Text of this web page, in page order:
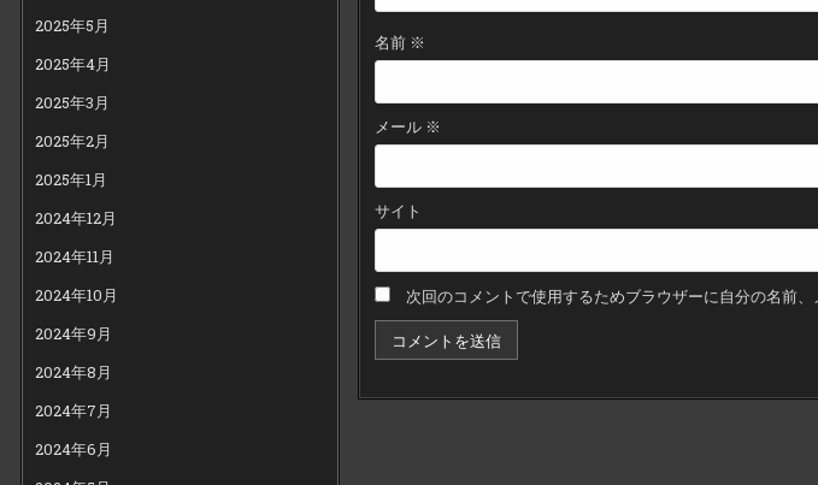
2025年5月
2025年4月
2025年3月
2025年2月
2025年1月
2024年12月
2024年11月
2024年10月
2024年9月
2024年8月
2024年7月
2024年6月
名前 ※
メール ※
サイト
次回のコメントで使用するためブラウザーに自分の名前、